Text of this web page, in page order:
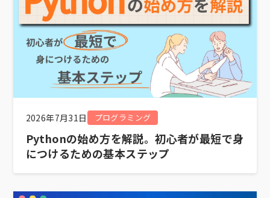
2026年7月31日 プログラミング
Pythonの始め方を解説。初心者が最短で身
につけるための基本ステップ